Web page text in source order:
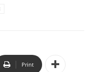
Print